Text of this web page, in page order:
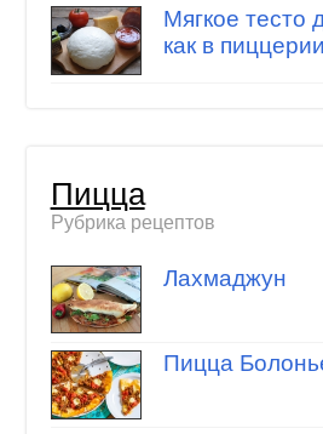
Мягкое тесто
как в
Пицца
Рубрика рецептов
Лахмаджун
Пицца